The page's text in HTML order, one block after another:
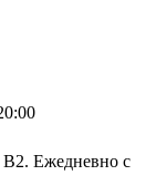
В2. Ежедневно с